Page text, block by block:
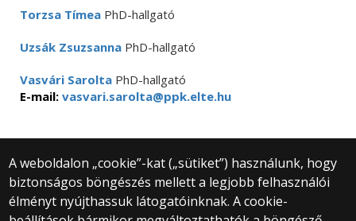
Torzsa Tímea PhD-hallgató
Uzsák Zsuzsanna PhD-hallgató
Vasvári Sarolta PhD-hallgató
E-mail: vasvari.sarolta@ppk.elte.hu
A weboldalon „cookie”-kat („sütiket”) használunk, hogy
biztonságos böngészés mellett a legjobb felhasználói
élményt nyújthassuk látogatóinknak. A cookie-
© 2025 Eötvös Loránd Tudományegyetem
Minden jog fenntartva.